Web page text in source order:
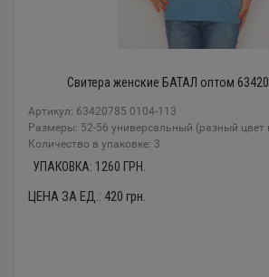
Свитера женские БАТАЛ оптом
Артикул: 63420785 0104-113
Размеры: 52-56 универсальный (разный цвет
Количество в упаковке: 3
УПАКОВКА: 1260 ГРН.
ЦЕНА ЗА ЕД.: 420 грн.